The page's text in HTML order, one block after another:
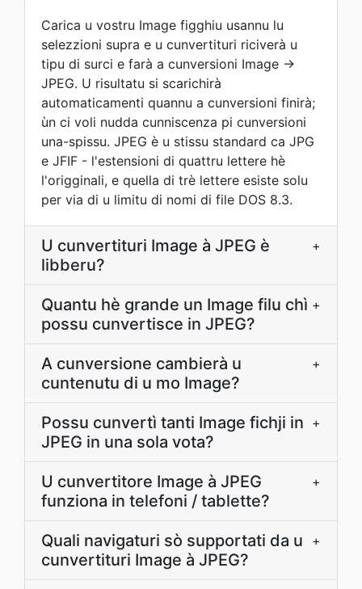
Carica u vostru Image figghiu usannu lu
selezzioni supra e u cunvertituri riciverà u
tipu di surci e farà a cunversioni Image →
JPEG. U risultatu si scarichirà
automaticamenti quannu a cunversioni finirà;
ùn ci voli nudda cunniscenza pi cunversioni
una-spissu. JPEG è u stissu standard ca JPG
e JFIF - l'estensioni di quattru lettere hè
l'origginali, e quella di trè lettere esiste solu
per via di u limitu di nomi di file DOS 8.3.
U cunvertituri Image à JPEG è
libberu?
+
Quantu hè grande un Image filu chì
possu cunvertisce in JPEG?
+
A cunversione cambierà u
cuntenutu di u mo Image?
+
Possu cunvertì tanti Image fichji in
JPEG in una sola vota?
+
U cunvertitore Image à JPEG
funziona in telefoni / tablette?
+
Quali navigaturi sò supportati da u
cunvertituri Image à JPEG?
+